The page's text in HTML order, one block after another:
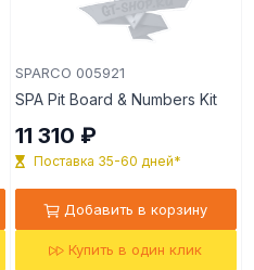
SPARCO 005921
SPA Pit Board & Numbers Kit
11 310 ₽
Поставка 35-60 дней*
Добавить в корзину
Купить в один клик